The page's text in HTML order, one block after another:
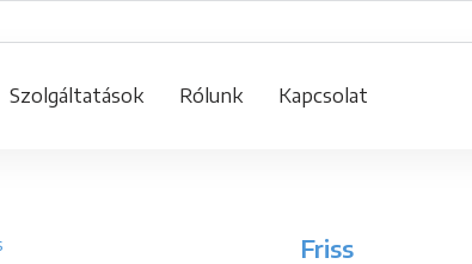
Szolgáltatások Rólunk Kapcsolat
Friss